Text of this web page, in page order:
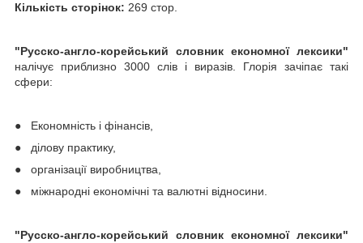
Кількість сторінок: 269 стор.
"Русско-англо-корейський словник економної лексики"
налічує приблизно 3000 слів і виразів. Глорія зачіпає такі
сфери:
● Економність і фінансів,
● ділову практику,
● організації виробництва,
● міжнародні економічні та валютні відносини.
"Русско-англо-корейський словник економної лексики"